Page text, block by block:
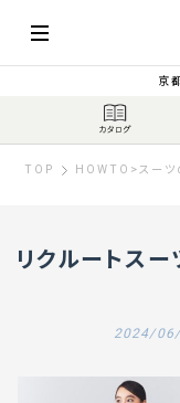
京
TOP HOWTO >スーツ
リクルートス
2024/